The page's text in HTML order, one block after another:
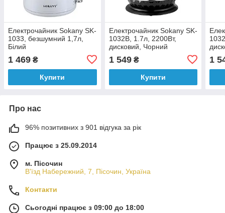
Електрочайник Sokany SK-
1033, безшумний 1,7л,
Білий
1 469 ₴
Купити
Електрочайник Sokany SK-
1032B, 1.7л, 2200Вт,
дисковий, Чорний
1 549₴
Купити
1
Про нас
96% позитивних з 901 відгука за рік
Працює з 25.09.2014
м. Пісочин
В'їзд Набережний, 7, Пісочин, Україна
Контакти
Сьогодні працює з 09:00 до 18:00